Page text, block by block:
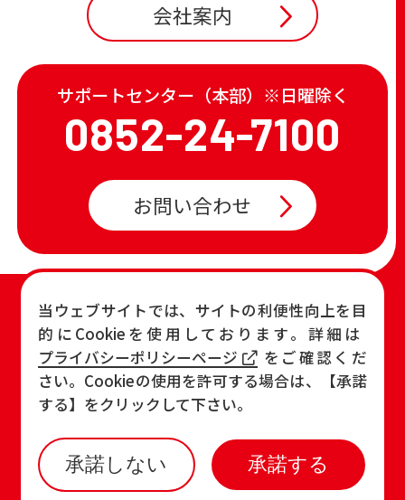
当ウェブサイトでは、サイトの利便性向上を目
的にCookieを使用しております。詳細は
プライバシーポリシーページ
をご確認くだ
さい。Cookieの使用を許可する場合は、【承諾
する】をクリックして下さい。
承諾しない 承諾する
会社案内
サポートセンター（本部）※日曜除く
0852-24-7100
お問い合わせ
TOP
店舗一覧・チラシ
お知らせ
おすすめ商品
各店の最新情報